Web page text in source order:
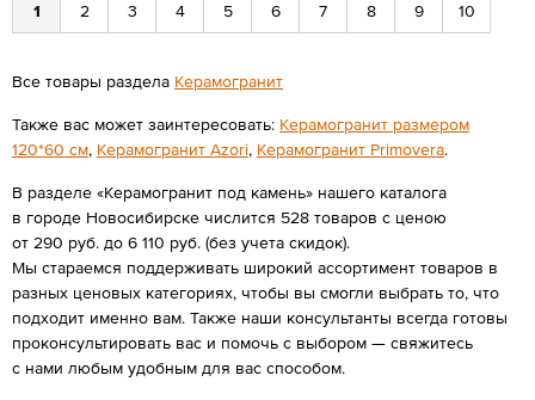
1 2 3 4 5 6 7 8 9 10
Все товары раздела Керамогранит
Также вас может заинтересовать: Керамогранит размером
120*60 см, Керамогранит Azori, Керамогранит Primovera.
В разделе «Керамогранит под камень» нашего каталога
в городе Новосибирске числится 528 товаров с ценою
от 290 руб. до 6 110 руб. (без учета скидок).
Мы стараемся поддерживать широкий ассортимент товаров в
разных ценовых категориях, чтобы вы смогли выбрать то, что
подходит именно вам. Также наши консультанты всегда готовы
проконсультировать вас и помочь с выбором — свяжитесь
с нами любым удобным для вас способом.